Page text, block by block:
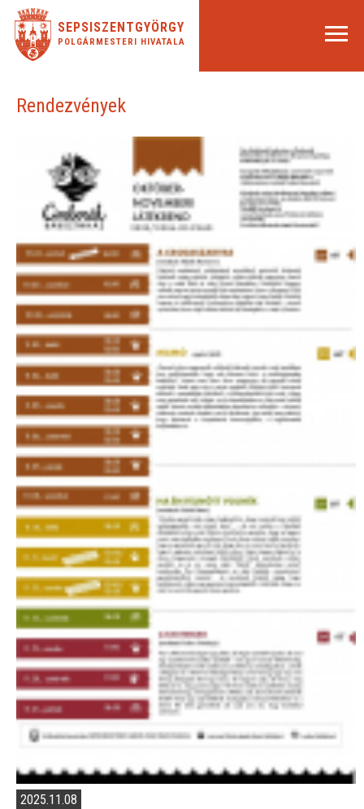
SEPSISZENTGYÖRGY
POLGÁRMESTERI HIVATALA
Rendezvények
2025.11.08